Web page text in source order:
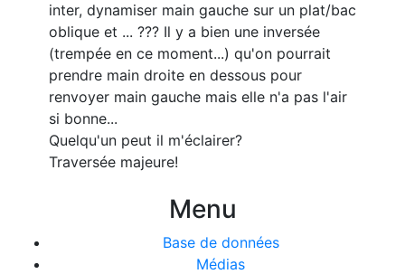
inter, dynamiser main gauche sur un plat/bac
oblique et ... ??? Il y a bien une inversée
(trempée en ce moment...) qu'on pourrait
prendre main droite en dessous pour
renvoyer main gauche mais elle n'a pas l'air
si bonne...
Quelqu'un peut il m'éclairer?
Traversée majeure!
Menu
Base de données
Médias